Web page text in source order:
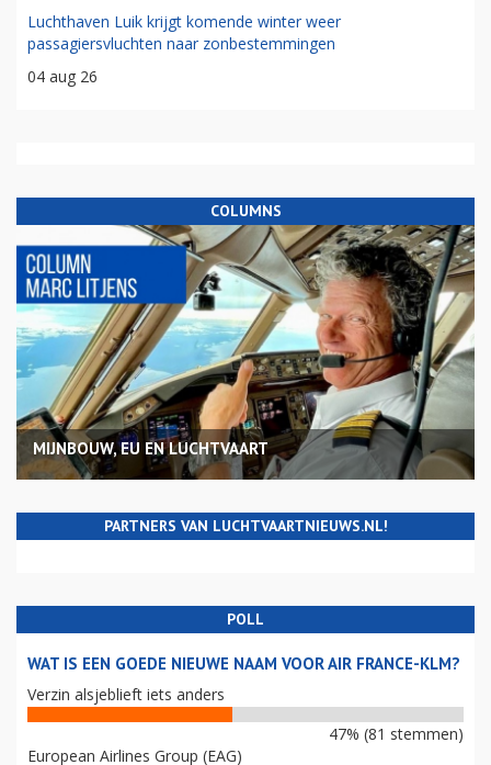
Luchthaven Luik krijgt komende winter weer
passagiersvluchten naar zonbestemmingen
04 aug 26
COLUMNS
MIJNBOUW, EU EN LUCHTVAART
PARTNERS VAN LUCHTVAARTNIEUWS.NL!
POLL
WAT IS EEN GOEDE NIEUWE NAAM VOOR AIR FRANCE-KLM?
Verzin alsjeblieft iets anders
47% (81 stemmen)
European Airlines Group (EAG)